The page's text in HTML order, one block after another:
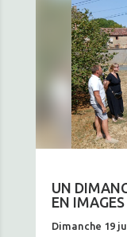
UN
EN IMAGES
Dimanche 19